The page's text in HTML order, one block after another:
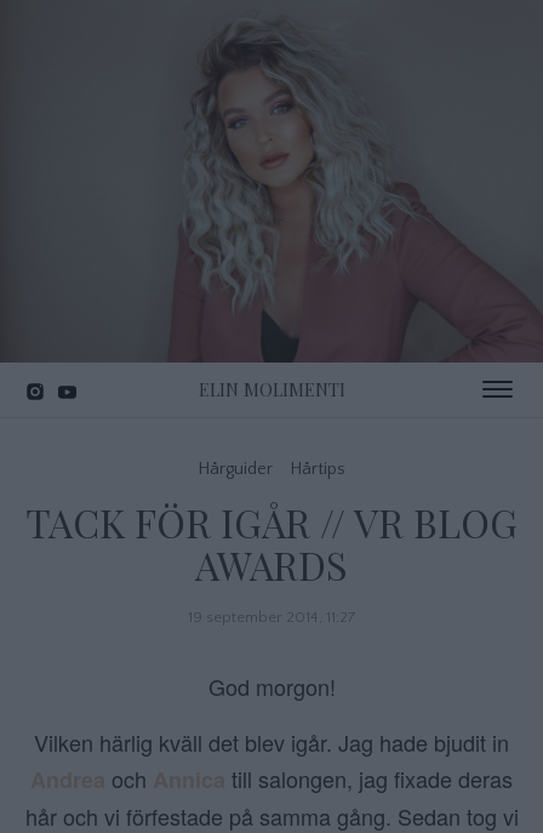
ELIN MOLIMENTI Toggle
Hårguider Hårtips
TACK FÖR IGÅR // VR BLOG
AWARDS
19 september 2014, 11:27
God morgon!
Vilken härlig kväll det blev igår. Jag hade bjudit in
och
till salongen, jag fixade deras
hår och vi förfestade på samma gång. Sedan tog vi